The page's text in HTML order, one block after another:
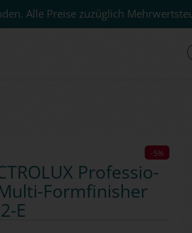
Alle Preise zuzüglich
-5%
Pro­fes­sio­
​Formfinisher
​E